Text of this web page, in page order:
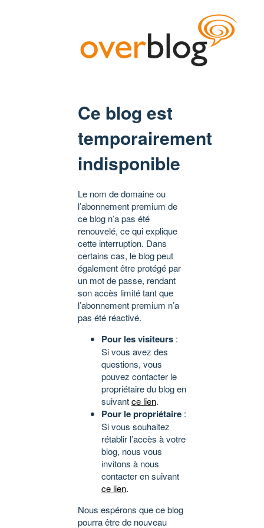
Ce blog est
temporairement
indisponible
Le nom de domaine ou
l’abonnement premium de
ce blog n’a pas été
renouvelé, ce qui explique
cette interruption. Dans
certains cas, le blog peut
également être protégé par
un mot de passe, rendant
son accès limité tant que
l’abonnement premium n’a
pas été réactivé.
Pour les visiteurs :
Si vous avez des
questions, vous
pouvez contacter le
propriétaire du blog en
suivantce lien.
Pour le propriétaire :
Si vous souhaitez
rétablir l’accès à votre
blog, nous vous
invitons à nous
contacter en suivant
ce lien.
Nous espérons que ce blog
pourra être de nouveau